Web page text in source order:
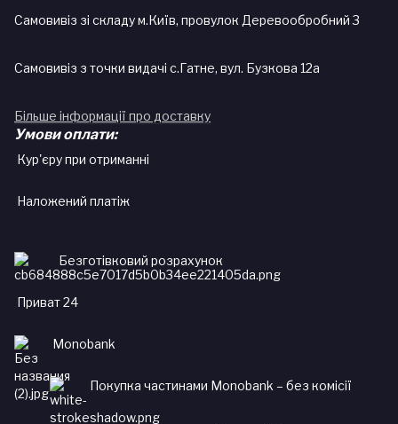
Самовивіз зі складу м.Київ, провулок Деревообробний 3
Самовивіз з точки видачі с.Гатне, вул. Бузкова 12а
Більше інформації про доставку
Умови оплати:
Кур'єру при отриманні
Наложений платіж
Безготівковий розрахунок
Приват 24
Monobank
Покупка частинами Monobank – без комісії